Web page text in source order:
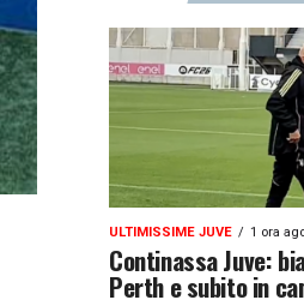
ULTIMISSIME JUVE 1 ora
Continassa Juve:
Perth e subito in